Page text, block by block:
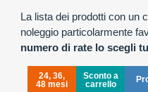
La lista dei prodotti con un
noleggio particolarmente
numero di rate lo scegli
24, 36,
48 mesi
Sconto a
carrello